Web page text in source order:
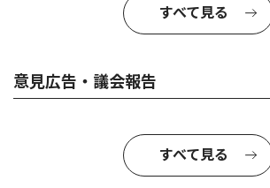
すべて見る
意見広告・議会報告
すべて見る